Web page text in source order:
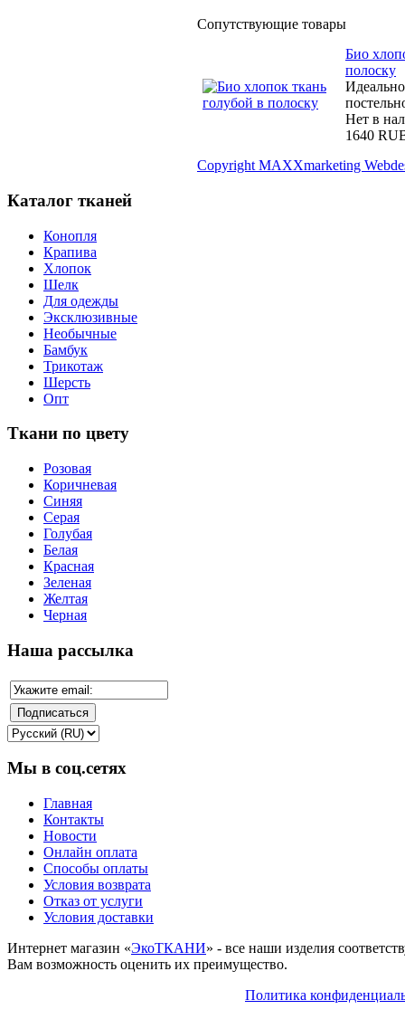
Сопутствующие товары
Био
полоску
Нет в
1640
Copyright MAXXmarketing
Каталог тканей
Конопля
Крапива
Хлопок
Шелк
Для одежды
Эксклюзивные
Необычные
Бамбук
Трикотаж
Шерсть
Опт
Ткани по цвету
Розовая
Коричневая
Синяя
Серая
Голубая
Белая
Красная
Зеленая
Желтая
Черная
Наша рассылка
Мы в соц.сетях
Главная
Контакты
Новости
Онлайн оплата
Способы оплаты
Условия возврата
Отказ от услуги
Условия доставки
Интернет магазин «ЭкоТКАНИ» - все наши изделия
Вам возможность оценить их преимущество.
Политика